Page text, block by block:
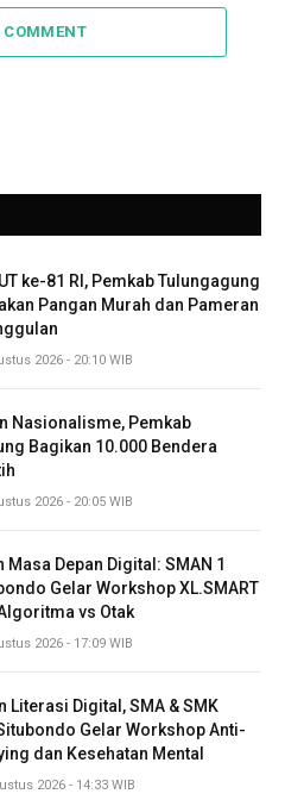
COMMENT
ke-81 RI, Pemkab Tulungagung
Pangan Murah dan Pameran
2026 - 20:10 WIB
Nasionalisme, Pemkab
Bagikan 10.000 Bendera
2026 - 20:05 WIB
Masa Depan Digital: SMAN 1
Gelar Workshop XL.SMART
vs Otak
2026 - 17:09 WIB
Literasi Digital, SMA & SMK
Gelar Workshop Anti-
dan Kesehatan Mental
2026 - 14:33 WIB